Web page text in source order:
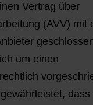
Vertrag über
(AVV) mit
um einen
dass